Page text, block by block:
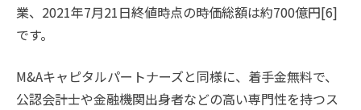
業、2021年7月21日終値時点の時価総額は約700億円[6]
です。
M&Aキャピタルパートナーズと同様に、着手金無料で、
公認会計士や金融機関出身者などの高い専門性を持つス